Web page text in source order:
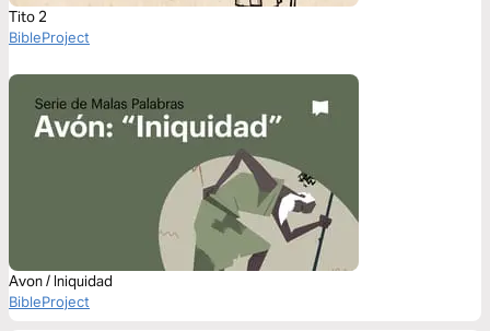
Tito 2
BibleProject
Avon / Iniquidad
BibleProject